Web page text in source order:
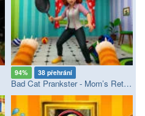
94% 38 přehrání
Bad Cat Prankster - Mom’s Return